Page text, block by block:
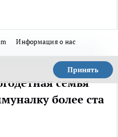
Информация о нас
Принять
семья
более ста